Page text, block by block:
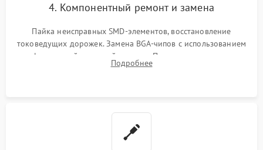
4. Компонентный ремонт и замена
Пайка неисправных SMD-элементов, восстановление
токоведущих дорожек. Замена BGA-чипов с использованием
инфракрасной паяльной станции. Прошивка микросхемы
BIOS или замена поврежденных портов USB
Подробнее